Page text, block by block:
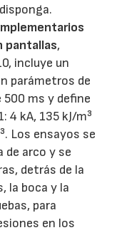
pantallas,
incluye un
parámetros de
ms y define
4 kA, 135 kJ/m³
Los ensayos se
de arco y se
detrás de la
la boca y la
para
en los